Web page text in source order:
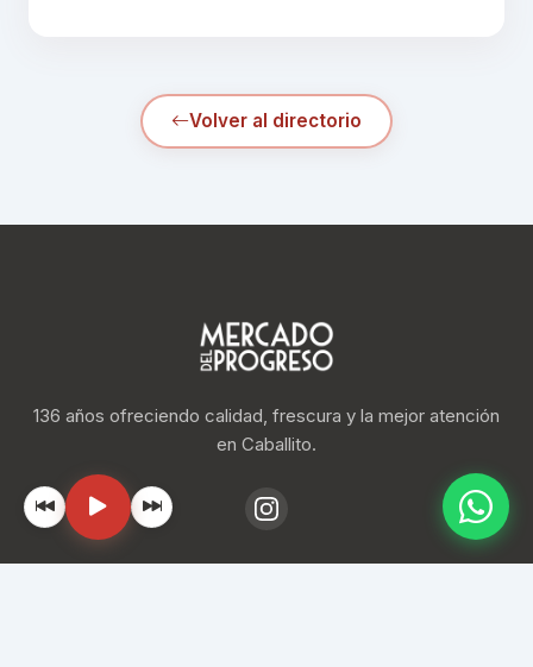
Volver al directorio
136 años ofreciendo calidad, frescura y la mejor atención
en Caballito.